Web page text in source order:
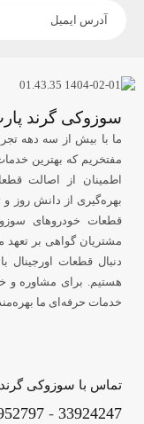
سوزوکی گرند
ما با بیش از سه دهه
مفتخریم که بهترین
اطمینان از اصالت
بهره‌گیری از دانش روز و
قطعات خودروهای
مشتریان گواهی بر
دنبال قطعات
هستیم. برای مشاوره و
خدمات حرفه‌ای ما
تماس با سوزوکی
33924247
-